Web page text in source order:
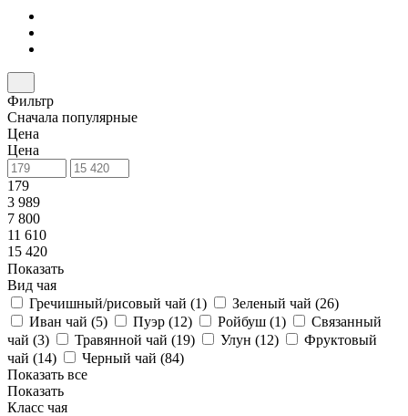
Фильтр
Сначала популярные
Цена
Цена
179
3 989
7 800
11 610
15 420
Показать
Вид чая
Гречишный/рисовый чай (1) Зеленый чай (26)
Иван чай (5) Пуэр (12) Ройбуш (1)
Связанный
чай (3) Травянной чай (19) Улун (12)
Фруктовый
чай (14) Черный чай (84)
Показать все
Показать
Класс чая